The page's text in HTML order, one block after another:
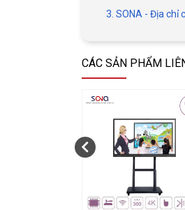
3. SONA - Địa chỉ
CÁC SẢN PHẨM